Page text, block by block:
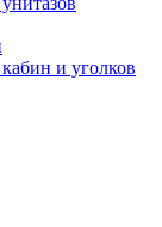
и уголков